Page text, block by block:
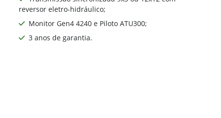
reversor eletro-hidráulico;
Monitor Gen4 4240 e Piloto ATU300;
3 anos de garantia.